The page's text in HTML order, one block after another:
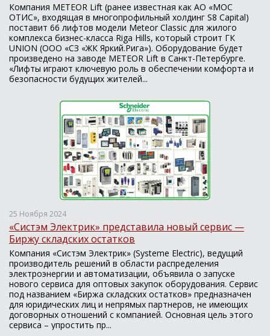
Компания METEOR Lift (ранее известная как АО «МОС
ОТИС», входящая в многопрофильный холдинг S8 Capital)
поставит 66 лифтов модели Meteor Classic для жилого
комплекса бизнес-класса Riga Hills, который строит ГК
UNION (ООО «СЗ «ЖК Яркий.Рига»). Оборудование будет
произведено на заводе METEOR Lift в Санкт-Петербурге.
«Лифты играют ключевую роль в обеспечении комфорта и
безопасности будущих жителей...
25 Ноября 2024
«Систэм Электрик» представила новый сервис —
Биржу складских остатков
Компания «Систэм Электрик» (Systeme Electric), ведущий
производитель решений в области распределения
электроэнергии и автоматизации, объявила о запуске
нового сервиса для оптовых закупок оборудования. Сервис
под названием «Биржа складских остатков» предназначен
для юридических лиц и непрямых партнеров, не имеющих
договорных отношений с компанией. Основная цель этого
сервиса – упростить пр...